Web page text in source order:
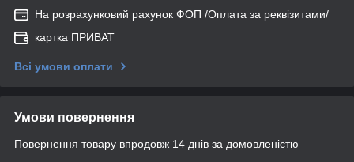
На розрахунковий рахунок ФОП /Оплата за реквізитами/
картка ПРИВАТ
Всі умови оплати
Умови повернення
Повернення товару впродовж 14 днів за домовленістю